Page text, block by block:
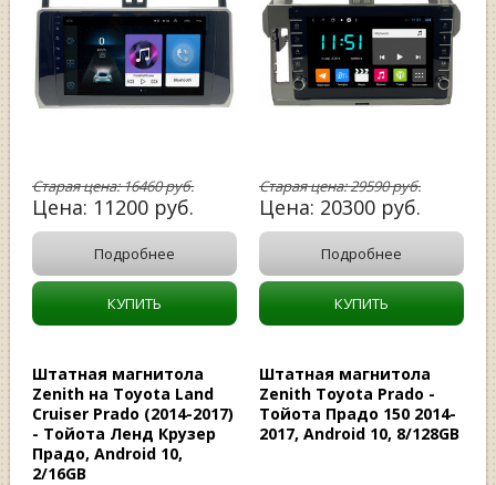
Старая цена:16460руб.
Цена: 11200 руб.
Подробнее
КУПИТЬ
Старая цена:29590руб.
Цена: 20300 руб.
Подробнее
КУПИТЬ
Штатная магнитола
Zenith на Toyota Land
Cruiser Prado (2014-2017)
- Тойота Ленд Крузер
Прадо, Android 10,
2/16GB
Штатная магнитола
Zenith Toyota Prado -
Тойота Прадо 150 2014-
2017, Android 10, 8/128GB